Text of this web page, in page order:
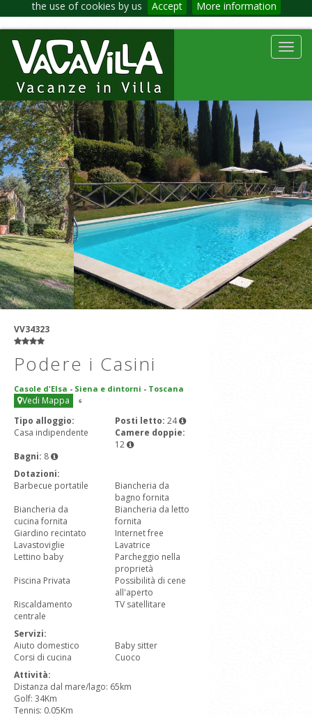
the use of cookies by us Accept More information
VV34323
Podere i Casini
Casole d'Elsa - Siena e dintorni - Toscana
Vedi Mappa 6
Tipo alloggio:
Casa indipendente
Posti letto: 24
Camere doppie:
12
Bagni: 8
Dotazioni:
Barbecue portatile
Biancheria da
bagno fornita
Biancheria da
cucina fornita
Biancheria da letto
fornita
Giardino recintato
Internet free
Lavastoviglie
Lavatrice
Lettino baby
Parcheggio nella
proprietà
Piscina Privata
Possibilità di cene
all'aperto
Riscaldamento
centrale
TV satellitare
Servizi:
Aiuto domestico
Baby sitter
Corsi di cucina
Cuoco
Attività:
Distanza dal mare/lago: 65km
Golf: 34Km
Tennis: 0.05Km